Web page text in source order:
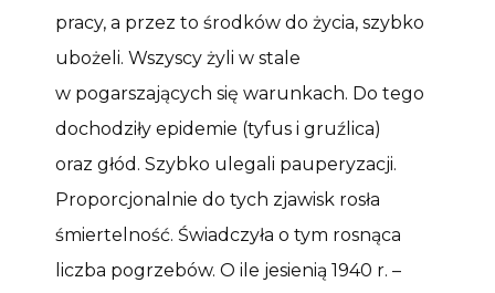
pracy, a przez to środków do życia, szybko
ubożeli. Wszyscy żyli w stale
w pogarszających się warunkach. Do tego
dochodziły epidemie (tyfus i gruźlica)
oraz głód. Szybko ulegali pauperyzacji.
Proporcjonalnie do tych zjawisk rosła
śmiertelność. Świadczyła o tym rosnąca
liczba pogrzebów. O ile jesienią 1940 r. –